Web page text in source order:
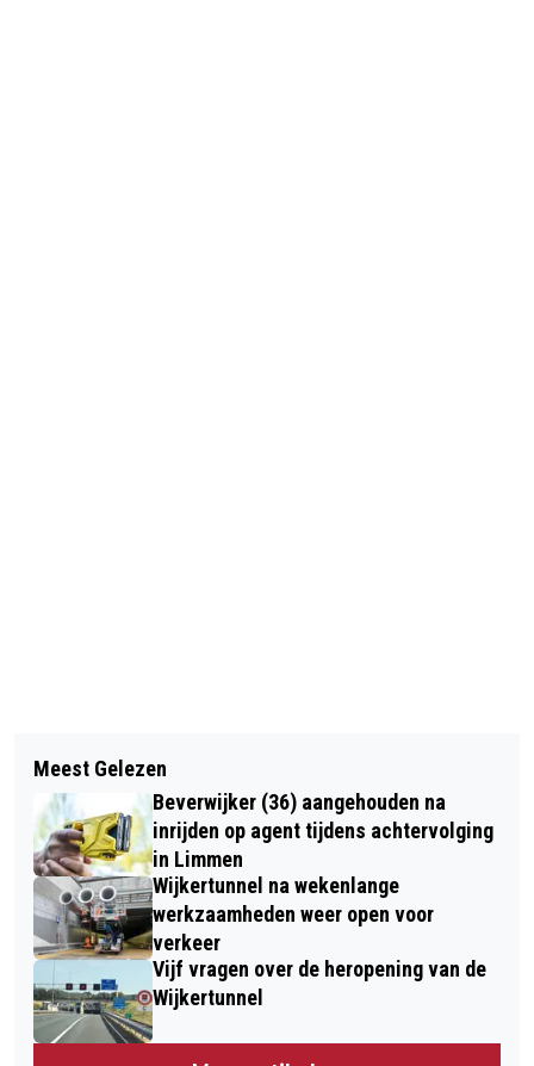
CASTRICUM - GETUIGEN GEZOCHT
VAN STRAATROOF
PIETS WEERBERICHT: WEEKEND
ZOMERTEMPERATUREN
Meest Gelezen
Beverwijker (36) aangehouden na
inrijden op agent tijdens achtervolging
in Limmen
Wijkertunnel na wekenlange
werkzaamheden weer open voor
verkeer
Vijf vragen over de heropening van de
Wijkertunnel